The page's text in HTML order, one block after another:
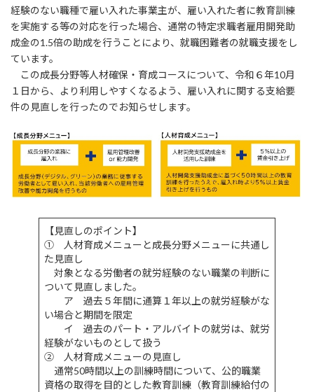
経験のない職種で雇い入れた事業主が、雇い入れた者に教育訓練
を実施する等の対応を行った場合、通常の特定求職者雇用開発助
成金の1.5倍の助成を行うことにより、就職困難者の就職支援をし
ています。
この成長分野等人材確保・育成コースについて、令和６年10月
１日から、より利用しやすくなるよう、雇い入れに関する支給要
件の見直しを行ったのでお知らせします。
【見直しのポイント】
① 人材育成メニューと成長分野メニューに共通し
た見直し
対象となる労働者の就労経験のない職業の判断に
ついて見直しました。
ア 過去５年間に通算１年以上の就労経験がな
い場合と期間を限定
イ 過去のパート・アルバイトの就労は、就労
経験がないものとして扱う
② 人材育成メニューの見直し
通常50時間以上の訓練時間について、公的職業
資格の取得を目的とした教育訓練（教育訓練給付の